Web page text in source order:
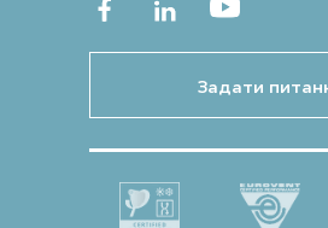
Задати